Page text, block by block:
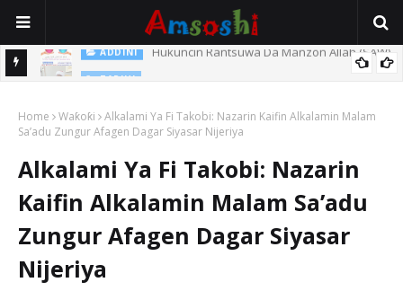
TARIHI
Hassan
Home Waƙoƙi
Alkalami Ya Fi Takobi: Nazarin Kaifin Alkalamin Malam
Sa’adu Zungur Afagen Dagar Siyasar Nijeriya
Alkalami Ya Fi Takobi: Nazarin
Kaifin Alkalamin Malam Sa’adu
Zungur Afagen Dagar Siyasar
Nijeriya